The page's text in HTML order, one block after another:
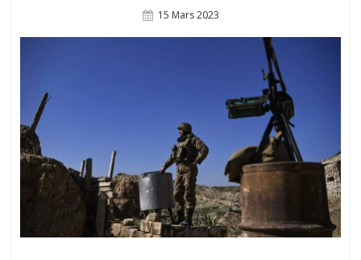
Posted
15 Mars 2023